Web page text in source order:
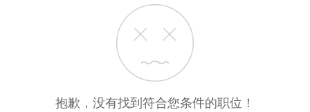
抱歉，没有找到符合您条件的职位！